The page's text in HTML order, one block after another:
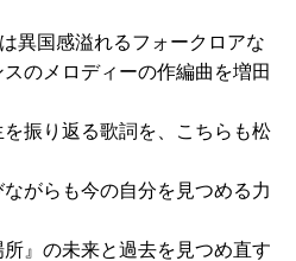
異国感溢れるフォークロアな
のメロディーの作編曲を増田
振り返る歌詞を、こちらも松
がらも今の自分を見つめる力
』の未来と過去を見つめ直す